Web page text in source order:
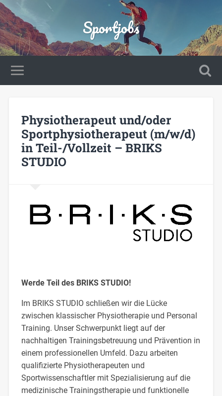
Sportjobs
Physiotherapeut und/oder
Sportphysiotherapeut (m/w/d)
in Teil-/Vollzeit – BRIKS
STUDIO
Werde Teil des BRIKS STUDIO!
Im BRIKS STUDIO schließen wir die Lücke
zwischen klassischer Physiotherapie und Personal
Training. Unser Schwerpunkt liegt auf der
nachhaltigen Trainingsbetreuung und Prävention in
einem professionellen Umfeld. Dazu arbeiten
qualifizierte Physiotherapeuten und
Sportwissenschaftler mit Spezialisierung auf die
medizinische Trainingstherapie und funktionelle